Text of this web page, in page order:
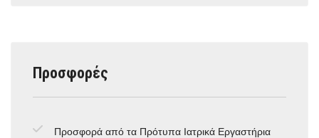
Προσφορές
Προσφορά από τα Πρότυπα Ιατρικά Εργαστήρια